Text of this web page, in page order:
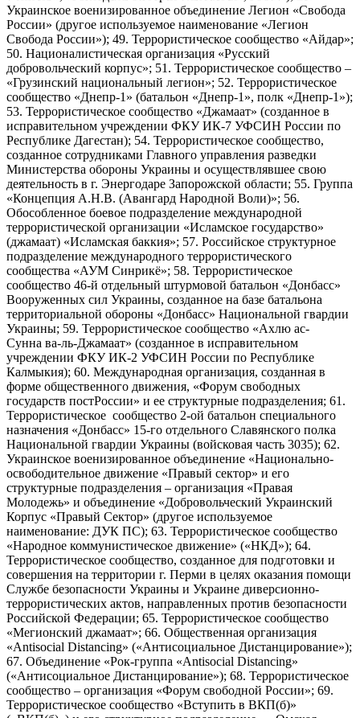
Украинское военизированное объединение Легион «Свобода
России» (другое используемое наименование «Легион
Свобода России»); 49. Террористическое сообщество «Айдар»;
50. Националистическая организация «Русский
добровольческий корпус»; 51. Террористическое сообщество –
«Грузинский национальный легион»; 52. Террористическое
сообщество «Днепр-1» (батальон «Днепр-1», полк «Днепр-1»);
53. Террористическое сообщество «Джамаат» (созданное в
исправительном учреждении ФКУ ИК-7 УФСИН России по
Республике Дагестан); 54. Террористическое сообщество,
созданное сотрудниками Главного управления разведки
Министерства обороны Украины и осуществлявшее свою
деятельность в г. Энергодаре Запорожской области; 55. Группа
«Концепция А.Н.В. (Авангард Народной Воли)»; 56.
Обособленное боевое подразделение международной
террористической организации «Исламское государство»
(джамаат) «Исламская баккия»; 57. Российское структурное
подразделение международного террористического
сообщества «АУМ Синрикё»; 58. Террористическое
сообщество 46-й отдельный штурмовой батальон «Донбасс»
Вооруженных сил Украины, созданное на базе батальона
территориальной обороны «Донбасс» Национальной гвардии
Украины; 59. Террористическое сообщество «Ахлю ас-
Сунна ва-ль-Джамаат» (созданное в исправительном
учреждении ФКУ ИК-2 УФСИН России по Республике
Калмыкия); 60. Международная организация, созданная в
форме общественного движения, «Форум свободных
государств постРоссии» и ее структурные подразделения; 61.
Террористическое сообщество 2-ой батальон специального
назначения «Донбасс» 15-го отдельного Славянского полка
Национальной гвардии Украины (войсковая часть 3035); 62.
Украинское военизированное объединение «Национально-
освободительное движение «Правый сектор» и его
структурные подразделения – организация «Правая
Молодежь» и объединение «Добровольческий Украинский
Корпус «Правый Сектор» (другое используемое
наименование: ДУК ПС); 63. Террористическое сообщество
«Народное коммунистическое движение» («НКД»); 64.
Террористическое сообщество, созданное для подготовки и
совершения на территории г. Перми в целях оказания помощи
Службе безопасности Украины и Украине диверсионно-
террористических актов, направленных против безопасности
Российской Федерации; 65. Террористическое сообщество
«Мегионский джамаат»; 66. Общественная организация
«Antisocial Distancing» («Антисоциальное Дистанцирование»);
67. Объединение «Рок-группа «Antisocial Distancing»
(«Антисоциальное Дистанцирование»); 68. Террористическое
сообщество – организация «Форум свободной России»; 69.
Террористическое сообщество «Вступить в ВКП(б)»